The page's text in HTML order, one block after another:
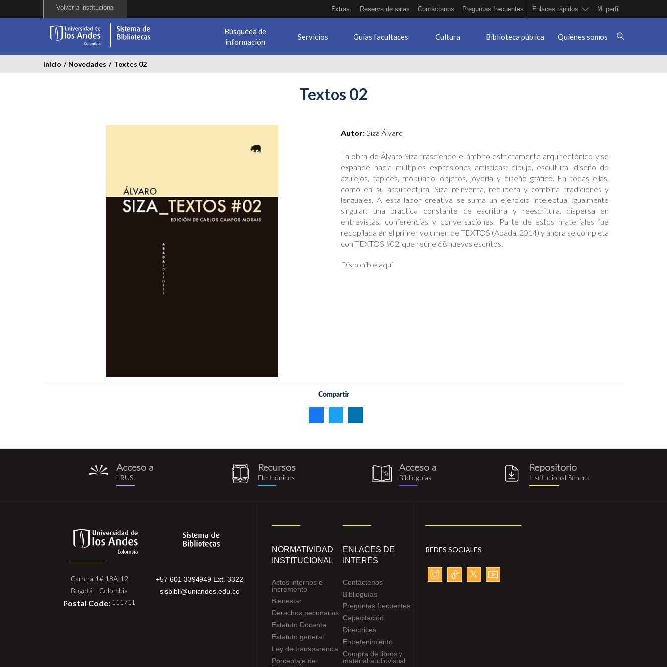
Volver a Institucional Extras: Reserva de salas Contáctanos Preguntas frecuentes Enlaces rápidos Mi perfil
Búsqueda de
información
Servicios Guías facultades Cultura Biblioteca pública Quiénes somos
Inicio / Novedades / Textos 02
Textos 02
Autor:Siza Álvaro
La obra de Álvaro Siza trasciende el ámbito estrictamente arquitectónico y se
expande hacia múltiples expresiones artísticas: dibujo, escultura, diseño de
azulejos, tapices, mobiliario, objetos, joyería y diseño gráfico. En todas ellas,
como en su arquitectura, Siza reinventa, recupera y combina tradiciones y
lenguajes. A esta labor creativa se suma un ejercicio intelectual igualmente
singular: una práctica constante de escritura y reescritura, dispersa en
entrevistas, conferencias y conversaciones. Parte de estos materiales fue
recopilada en el primer volumen de TEXTOS (Abada, 2014) y ahora se completa
con TEXTOS #02, que reúne 68 nuevos escritos.
Disponible aquí
Compartir
i-
rus.png
Acceso a
i-RUS recursos_electronicos.png
Recursos
Electrónicos biblioguia.png
Acceso a
Biblioguías
Repositorio
Institucional Séneca
Carrera 1# 18A-12
Bogotá - Colombia
Postal Code: 111711
+57 601 3394949 Ext. 3322
sisbibli@uniandes.edu.co
NORMATIVIDAD
INSTITUCIONAL
Actos internos e
incremento
Bienestar
Derechos pecunarios
Estatuto Docente
Estatuto general
Ley de transparencia
Porcentaje de
ENLACES DE
INTERÉS
Contáctenos
Biblioguías
Preguntas frecuentes
Capacitación
Directrices
Entretenimiento
Compra de libros y
material audiovisual
REDES SOCIALES